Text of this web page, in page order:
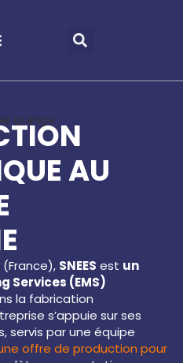
AU
SNEES est un
Services (EMS)
la fabrication
s’appuie sur ses
servis par une équipe
offre de production pour